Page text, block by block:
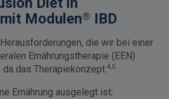
Modulen® IBD
die wir bei einer
Ernährungstherapie (EEN)
das Therapiekonzept:4,5
Ernährung ausgelegt ist;